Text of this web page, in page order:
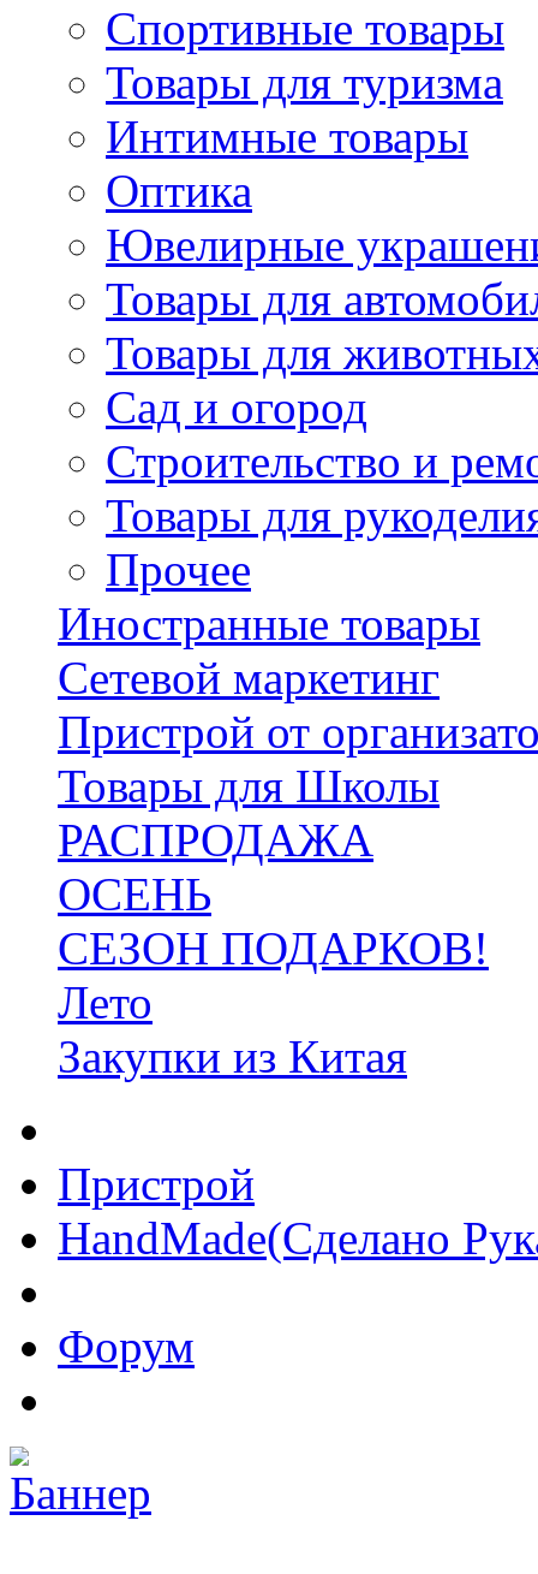
Спортивные товары
Товары для туризма
Интимные товары
Оптика
Ювелирные
Товары для
Товары для
Сад и огород
Строительство и
Товары для
Прочее
Иностранные товары
Сетевой маркетинг
Пристрой от
Товары для Школы
РАСПРОДАЖА
ОСЕНЬ
СЕЗОН ПОДАРКОВ!
Лето
Закупки из Китая
Пристрой
HandMade(Сделано
Форум